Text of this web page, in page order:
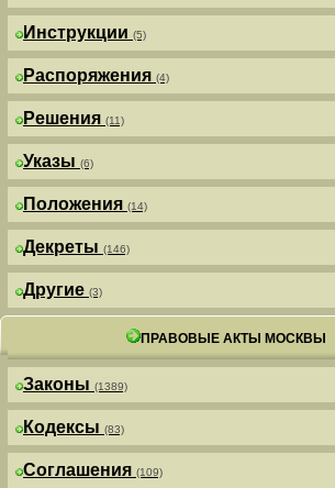
Инструкции (5)
Распоряжения (4)
Решения (11)
Указы (6)
Положения (14)
Декреты (146)
Другие (3)
ПРАВОВЫЕ АКТЫ МОСКВЫ
Законы (1389)
Кодексы (83)
Соглашения (109)